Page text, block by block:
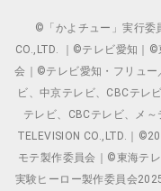
©「かよチュー」実行委
CO.,LTD. ｜©テレビ愛知｜
会｜©テレビ愛知・フリュ
ビ、中京テレビ、CBCテレ
テレビ、CBCテレビ、メ
TELEVISION CO.,LTD.｜
モテ製作委員会｜©東海テ
実験ヒーロー製作委員会